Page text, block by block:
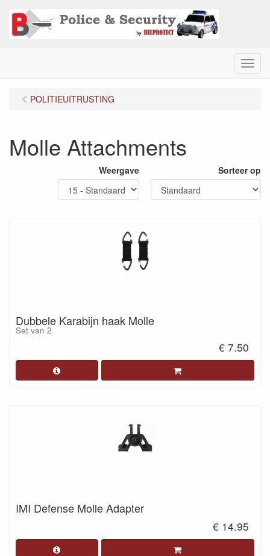
M
e
POLITIEUITRUSTING
Molle Attachments
Weergave Sorteer op
Dubbele Karabijn haak Molle
Set van 2
€ 7.50
IMI Defense Molle Adapter
€ 14.95